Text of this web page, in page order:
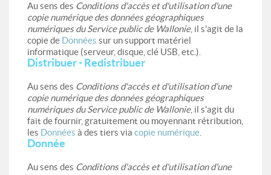
Au sens des Conditions d'accès et d'utilisation d'une
copie numérique des données géographiques
numériques du Service public de Wallonie, il s'agit de la
copie de Données sur un support matériel
informatique (serveur, disque, clé USB, etc.).
Distribuer - Redistribuer
Au sens des Conditions d'accès et d'utilisation d'une
copie numérique des données géographiques
numériques du Service public de Wallonie, il s'agit du
fait de fournir, gratuitement ou moyennant rétribution,
les Données à des tiers via copie numérique
Donnée
Au sens des Conditions d'accès et d'utilisation d'une